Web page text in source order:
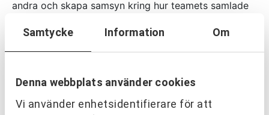
Samtycke Information Om
Denna webbplats använder cookies
Vi använder enhetsidentifierare för att
andra och skapa samsyn kring hur teamets samlade
tillsammans.
Övningen går att genomföra individuellt, eller
tillsammans med andra i grupp. Om du genomför
övningen individuellt följer du steg 1-4 i nedan